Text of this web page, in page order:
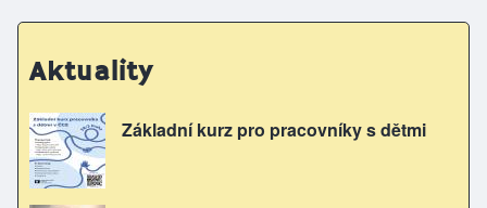
Aktuality
Základní kurz pro pracovníky s dětmi